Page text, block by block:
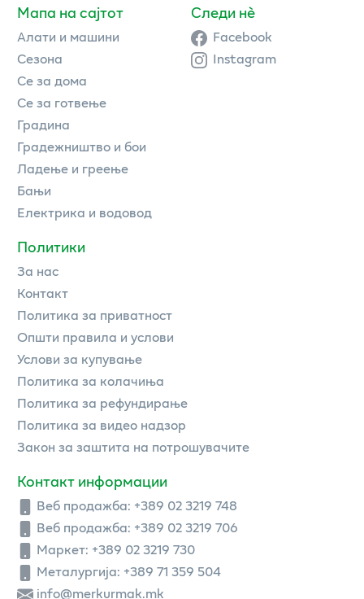
Мапа на сајтот
Алати и машини
Сезона
Се за дома
Се за готвење
Градина
Градежништво и бои
Ладење и греење
Бањи
Електрика и водовод
Политики
За нас
Контакт
Политика за приватност
Општи правила и услови
Услови за купување
Политика за колачиња
Политика за рефундирање
Политика за видео надзор
Закон за заштита на потрошувачите
Контакт информации
Веб продажба: +389 02 3219 748
Веб продажба: +389 02 3219 706
Маркет: +389 02 3219 730
Металургија: +389 71 359 504
info@merkurmak.mk
Следи нè
Facebook
Instagram